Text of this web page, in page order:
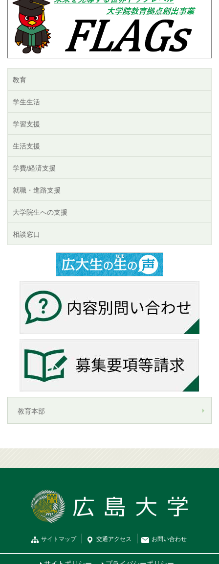
教育
学生生活
学習支援
生活支援
学費/経済支援
就職・進路支援
大学院生への支援
相談窓口
教育本部
サイトマップ 交通アクセス お問い合わせ